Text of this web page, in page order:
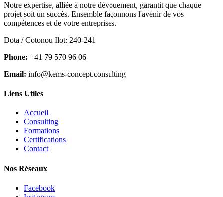
Notre expertise, alliée à notre dévouement, garantit que chaque
projet soit un succès. Ensemble façonnons l'avenir de vos
compétences et de votre entreprises.
Dota / Cotonou Ilot: 240-241
Phone: +41 79 570 96 06
Email: info@kems-concept.consulting
Liens Utiles
Accueil
Consulting
Formations
Certifications
Contact
Nos Réseaux
Facebook